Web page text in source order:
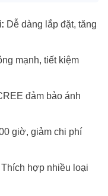
Dễ dàng lắp đặt, tăng
mạnh, tiết kiệm
đảm bảo ánh
giờ, giảm chi phí
Thích hợp nhiều loại